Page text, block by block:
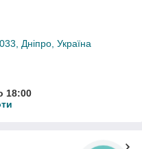
Дніпро, Україна
18:00